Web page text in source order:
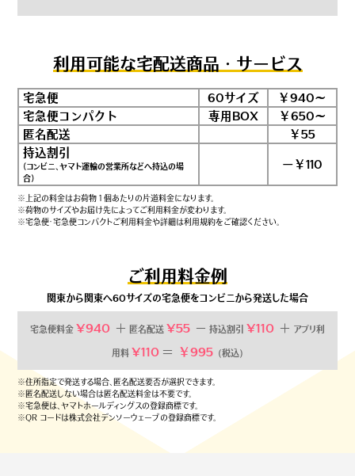
利用可能な宅配送商品・サービス
宅急便 60サイズ
￥940〜
宅急便コンパクト
専用BOX
￥650〜
匿名配送
￥55
持込割引
(コンビニ、ヤマト運輸の営業所などへ持込の場
合)
ー￥110
※上記の料金はお荷物 1 個あたりの片道料金になります。
※荷物のサイズやお届け先によってご利用料金が変わります。
※宅急便・宅急便コンパクトご利用料金や詳細は利用規約をご確認ください。
ご利用料金例
関東から関東へ60サイズの宅急便をコンビニから発送した場合
宅急便料金 ¥940 ＋ 匿名配送 ¥55 － 持込割引 ¥110 ＋ アプリ利
用料 ¥110 ＝ ￥995 (税込)
※住所指定で発送する場合、匿名配送要否が選択できます。
※匿名配送しない場合は匿名配送料金は不要です。
※宅急便は、ヤマトホールディングスの登録商標です。
※QR コードは株式会社デンソーウェーブの登録商標です。